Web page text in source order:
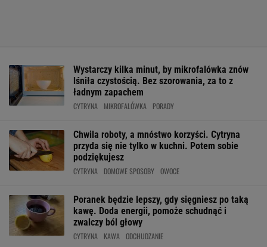
Wystarczy kilka minut, by mikrofalówka znów
lśniła czystością. Bez szorowania, za to z
ładnym zapachem
CYTRYNA MIKROFALÓWKA PORADY
Chwila roboty, a mnóstwo korzyści. Cytryna
przyda się nie tylko w kuchni. Potem sobie
podziękujesz
CYTRYNA DOMOWE SPOSOBY OWOCE
Poranek będzie lepszy, gdy sięgniesz po taką
kawę. Doda energii, pomoże schudnąć i
zwalczy ból głowy
CYTRYNA KAWA ODCHUDZANIE